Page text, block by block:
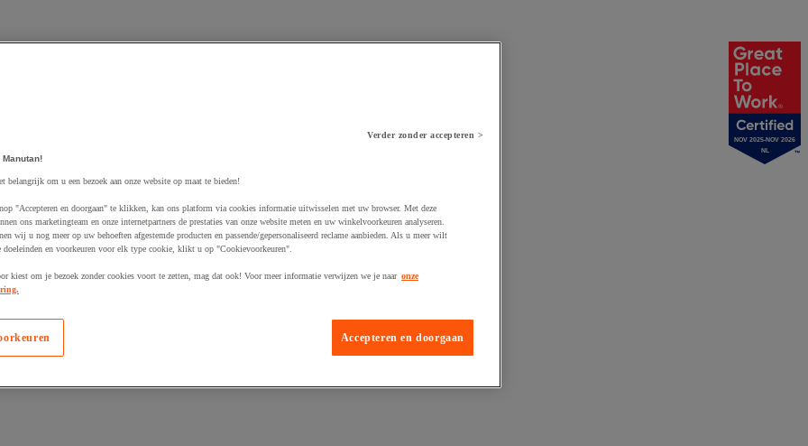
NOV 2025-NOV 2026
NL
Verder zonder accepteren >
belangrijk om u een bezoek aan onze website op maat te bieden!
"Accepteren en doorgaan" te klikken, kan ons platform via cookies informatie uitwisselen met uw browser. Met deze
ons marketingteam en onze internetpartners de prestaties van onze website meten en uw winkelvoorkeuren analyseren.
wij u nog meer op uw behoeften afgestemde producten en passende/gepersonaliseerd reclame aanbieden. Als u meer wilt
doeleinden en voorkeuren voor elk type cookie, klikt u op "Cookievoorkeuren".
kiest om je bezoek zonder cookies voort te zetten, mag dat ook! Voor meer informatie verwijzen we je naar onze
Accepteren en doorgaan